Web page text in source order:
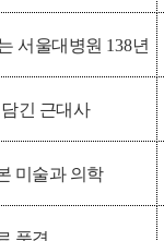
서울대병원 138년
긴 근대사
미술과 의학